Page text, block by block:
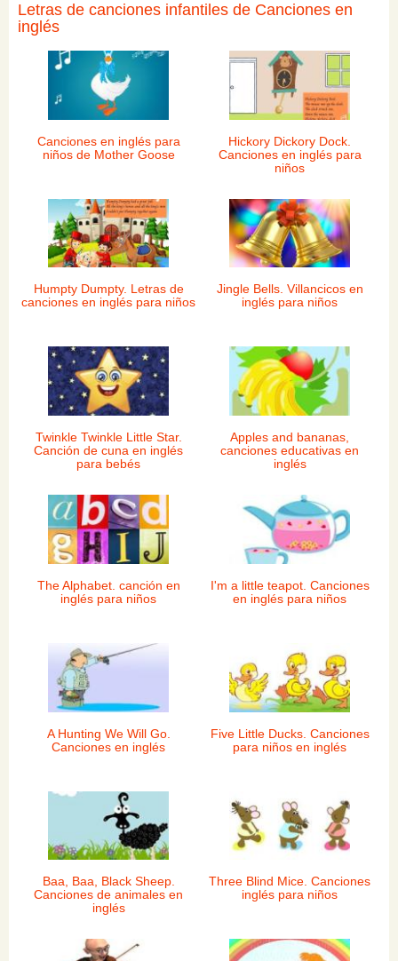
Letras de canciones infantiles de Canciones en
inglés
Canciones en inglés para
niños de Mother Goose
Hickory Dickory Dock.
Canciones en inglés para
niños
Humpty Dumpty. Letras de
canciones en inglés para niños
Jingle Bells. Villancicos en
inglés para niños
Twinkle Twinkle Little Star.
Canción de cuna en inglés
para bebés
Apples and bananas,
canciones educativas en
inglés
The Alphabet. canción en
inglés para niños
I'm a little teapot. Canciones
en inglés para niños
A Hunting We Will Go.
Canciones en inglés
Five Little Ducks. Canciones
para niños en inglés
Baa, Baa, Black Sheep.
Canciones de animales en
inglés
Three Blind Mice. Canciones
inglés para niños